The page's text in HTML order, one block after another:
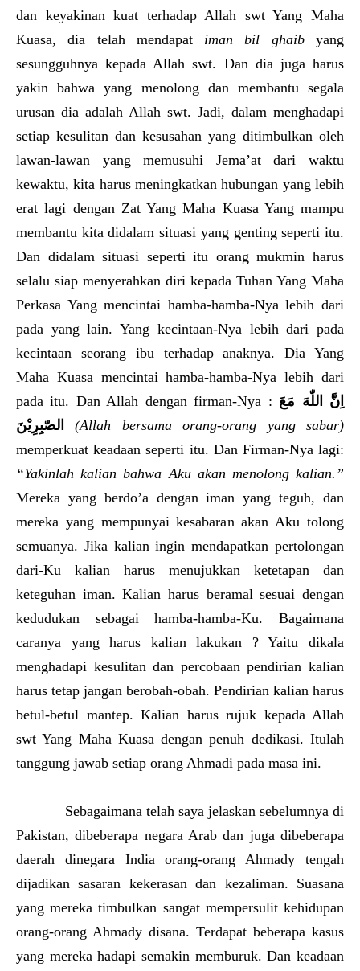
dan keyakinan kuat terhadap Allah swt Yang Maha
Kuasa, dia telah mendapat iman bil ghaibyang
sesungguhnya kepada Allah swt. Dan dia juga harus
yakin bahwa yang menolong dan membantu segala
urusan dia adalah Allah swt. Jadi, dalam menghadapi
setiap kesulitan dan kesusahan yang ditimbulkan oleh
lawan-lawan yang memusuhi Jema’at dari waktu
kewaktu, kita harus meningkatkan hubungan yang lebih
erat lagi dengan Zat Yang Maha Kuasa Yang mampu
membantu kita didalam situasi yang genting seperti itu.
Dan didalam situasi seperti itu orang mukmin harus
selalu siap menyerahkan diri kepada Tuhan Yang Maha
Perkasa Yang mencintai hamba-hamba-Nya lebih dari
pada yang lain. Yang kecintaan-Nya lebih dari pada
kecintaan seorang ibu terhadap anaknya. Dia Yang
Maha Kuasa mencintai hamba-hamba-Nya lebih dari
pada itu. Dan Allah dengan firman-Nya : اِنَّ اللّٰهَ مَعَ
الصّٰبِرِيْنَ
(Allah bersama orang-orang yang sabar)
memperkuat keadaan seperti itu. Dan Firman-Nya lagi:
“Yakinlah kalian bahwa Aku akan menolong kalian.”
Mereka yang berdo’a dengan iman yang teguh, dan
mereka yang mempunyai kesabaran akan Aku tolong
semuanya. Jika kalian ingin mendapatkan pertolongan
dari-Ku kalian harus menujukkan ketetapan dan
keteguhan iman. Kalian harus beramal sesuai dengan
kedudukan sebagai hamba-hamba-Ku. Bagaimana
caranya yang harus kalian lakukan ? Yaitu dikala
menghadapi kesulitan dan percobaan pendirian kalian
harus tetap jangan berobah-obah. Pendirian kalian harus
betul-betul mantep. Kalian harus rujuk kepada Allah
swt Yang Maha Kuasa dengan penuh dedikasi. Itulah
tanggung jawab setiap orang Ahmadi pada masa ini.
Sebagaimana telah saya jelaskan sebelumnya di
Pakistan, dibeberapa negara Arab dan juga dibeberapa
daerah dinegara India orang-orang Ahmady tengah
dijadikan sasaran kekerasan dan kezaliman. Suasana
yang mereka timbulkan sangat mempersulit kehidupan
orang-orang Ahmady disana. Terdapat beberapa kasus
yang mereka hadapi semakin memburuk. Dan keadaan